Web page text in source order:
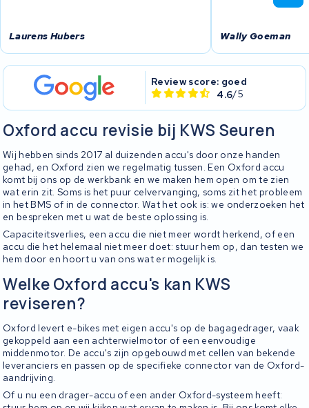
Laurens Hubers Wally Goeman
Review score: goed
4.6/5
Oxford accu revisie bij KWS Seuren
Wij hebben sinds 2017 al duizenden accu's door onze handen
gehad, en Oxford zien we regelmatig tussen. Een Oxford accu
komt bij ons op de werkbank en we maken hem open om te zien
wat erin zit. Soms is het puur celvervanging, soms zit het probleem
in het BMS of in de connector. Wat het ook is: we onderzoeken het
en bespreken met u wat de beste oplossing is.
Capaciteitsverlies, een accu die niet meer wordt herkend, of een
accu die het helemaal niet meer doet: stuur hem op, dan testen we
hem door en hoort u van ons wat er mogelijk is.
Welke Oxford accu's kan KWS
reviseren?
Oxford levert e-bikes met eigen accu's op de bagagedrager, vaak
gekoppeld aan een achterwielmotor of een eenvoudige
middenmotor. De accu's zijn opgebouwd met cellen van bekende
leveranciers en passen op de specifieke connector van de Oxford-
aandrijving.
Of u nu een drager-accu of een ander Oxford-systeem heeft: